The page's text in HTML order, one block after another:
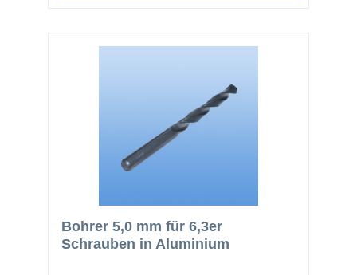
Bohrer 5,0 mm für 6,3er
Schrauben in Aluminium